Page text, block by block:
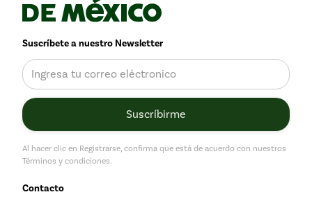
Suscríbete a nuestro Newsletter
Al hacer clic en Registrarse, confirma que está de acuerdo con nuestros
Términos y condiciones.
Contacto